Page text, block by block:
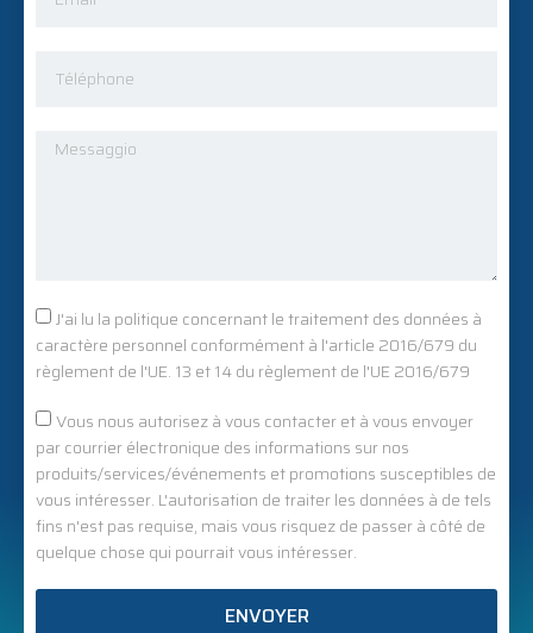
J'ai lu la politique concernant le traitement des données à
caractère personnel conformément à l'article 2016/679 du
règlement de l'UE. 13 et 14 du règlement de l'UE 2016/679
Vous nous autorisez à vous contacter et à vous envoyer
par courrier électronique des informations sur nos
produits/services/événements et promotions susceptibles de
vous intéresser. L'autorisation de traiter les données à de tels
fins n'est pas requise, mais vous risquez de passer à côté de
quelque chose qui pourrait vous intéresser.
ENVOYER